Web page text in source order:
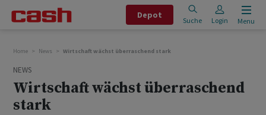
Depot
Suche Login Menu
Home News Wirtschaft wächst überraschend stark
NEWS
Wirtschaft wächst überraschend
stark